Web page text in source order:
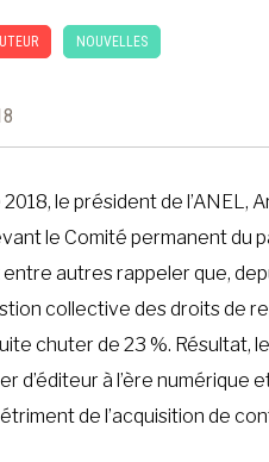
NOUVELLES
le président de l’ANEL,
le Comité permanent du
autres rappeler que,
collective des droits de
chuter de 23 %. Résultat,
d’éditeur à l’ère
de l’acquisition de